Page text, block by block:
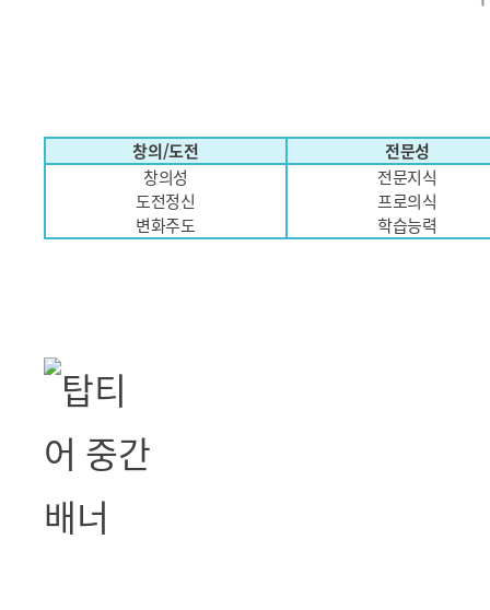
창의/도전
전문성
창의성
도전정신
변화주도
전문지식
프로의식
학습능력